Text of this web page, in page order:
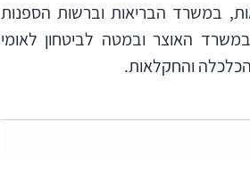
במשרד הבריאות וברשות הספנות
האוצר ובמטה לביטחון לאומי
והחקלאות.